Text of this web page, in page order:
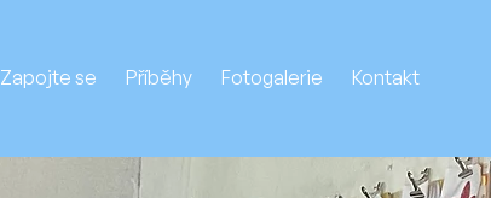
Zapojte se Příběhy Fotogalerie Kontakt